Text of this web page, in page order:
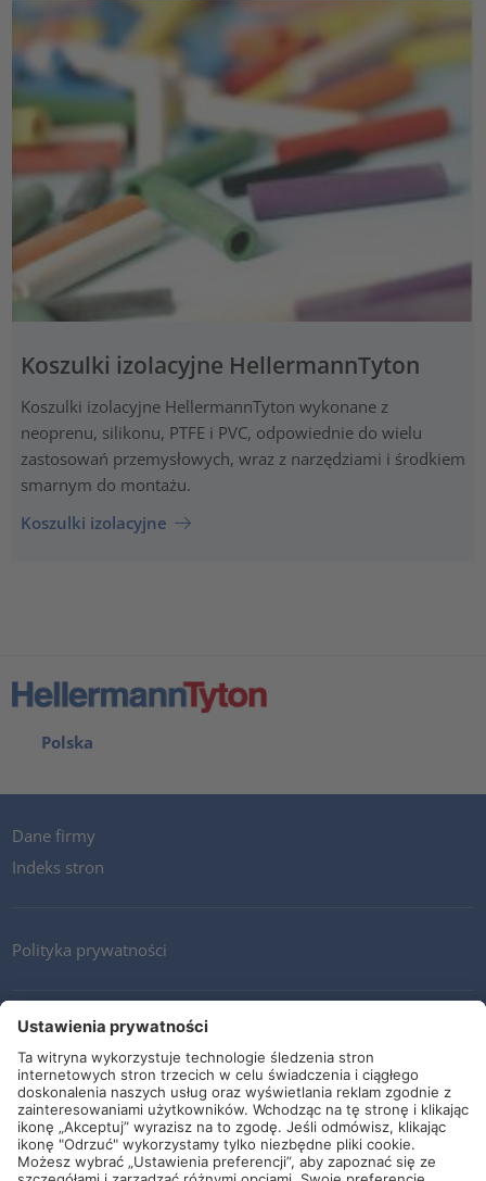
Koszulki izolacyjne HellermannTyton
Koszulki izolacyjne HellermannTyton wykonane z
neoprenu, silikonu, PTFE i PVC, odpowiednie do wielu
zastosowań przemysłowych, wraz z narzędziami i środkiem
smarnym do montażu.
Koszulki izolacyjne
Polska
Dane firmy
Indeks stron
Polityka prywatności
Kontakt
Newsletter